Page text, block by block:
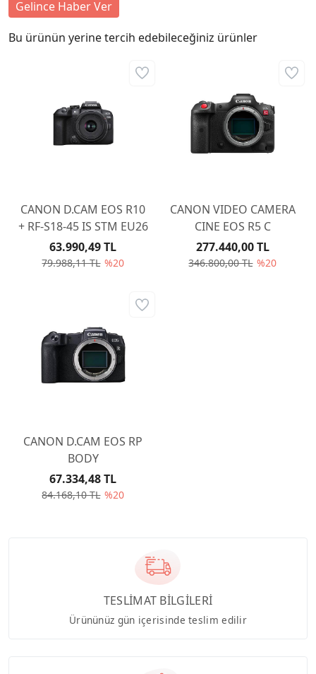
Gelince Haber Ver
Bu ürünün yerine tercih edebileceğiniz ürünler
CANON D.CAM EOS R10
+ RF-S18-45 IS STM EU26
79.988,11 TL %20
63.990,49 TL
CANON VIDEO CAMERA
CINE EOS R5 C
346.800,00 TL %20
277.440,00 TL
CANON D.CAM EOS RP
BODY
84.168,10 TL %20
67.334,48 TL
TESLİMAT BİLGİLERİ
Ürününüz gün içerisinde teslim edilir